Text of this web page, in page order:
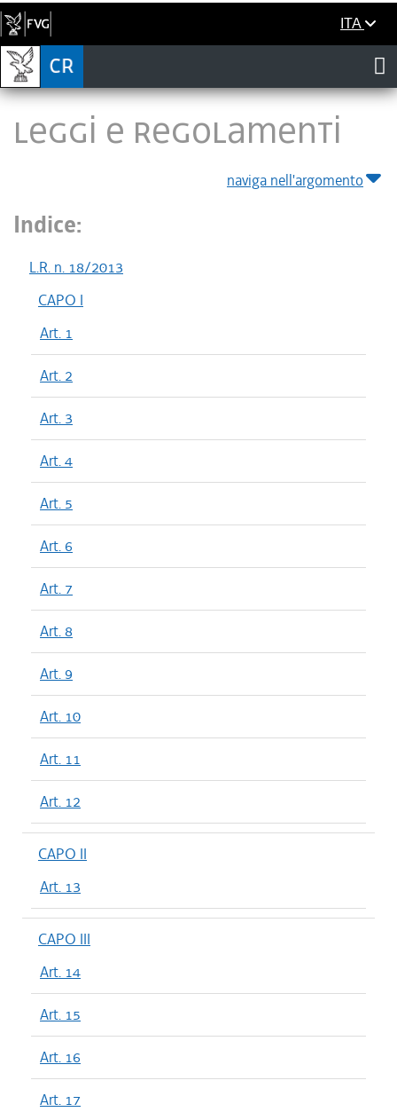
ITA
LEGGI E REGOLAMENTI
naviga nell'argomento
Indice:
L.R. n. 18/2013
CAPO I
Art. 1
Art. 2
Art. 3
Art. 4
Art. 5
Art. 6
Art. 7
Art. 8
Art. 9
Art. 10
Art. 11
Art. 12
CAPO II
Art. 13
CAPO III
Art. 14
Art. 15
Art. 16
Art. 17